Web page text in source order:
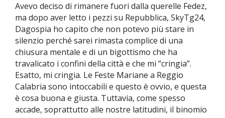
Avevo deciso di rimanere fuori dalla querelle Fedez,
ma dopo aver letto i pezzi su Repubblica, SkyTg24,
Dagospia ho capito che non potevo più stare in
silenzio perché sarei rimasta complice di una
chiusura mentale e di un bigottismo che ha
travalicato i confini della città e che mi “cringia”.
Esatto, mi cringia. Le Feste Mariane a Reggio
Calabria sono intoccabili e questo è ovvio, e questa
è cosa buona e giusta. Tuttavia, come spesso
accade, soprattutto alle nostre latitudini, il binomio